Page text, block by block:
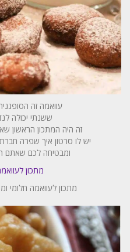
עוואמה זה
ששנתי יכולה
זה היה המתכון הראשון
יש לו סרטון איך שפרה
ומבטיחה לכם שאתם
מתכון
מתכון לעוואמה חלומי